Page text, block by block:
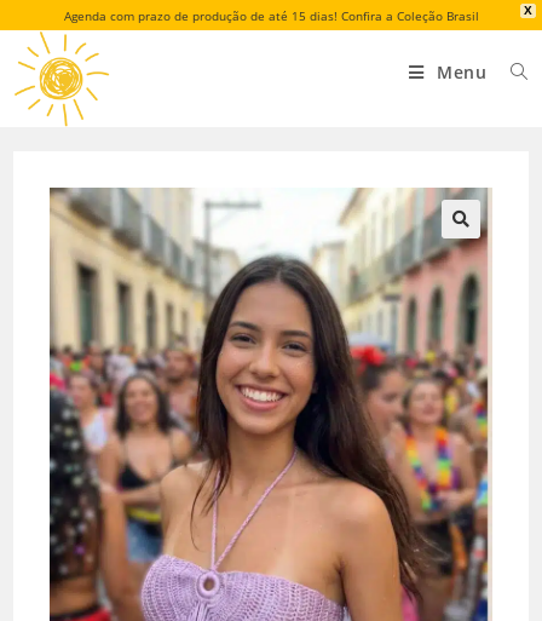
X
Agenda com prazo de produção de até 15 dias! Confira a Coleção Brasil
Menu